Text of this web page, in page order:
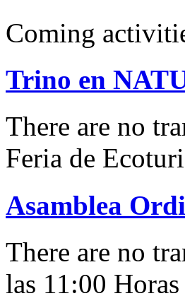
Coming
Trino en
There are no
Feria de
Asamblea
There are no
las 11:00